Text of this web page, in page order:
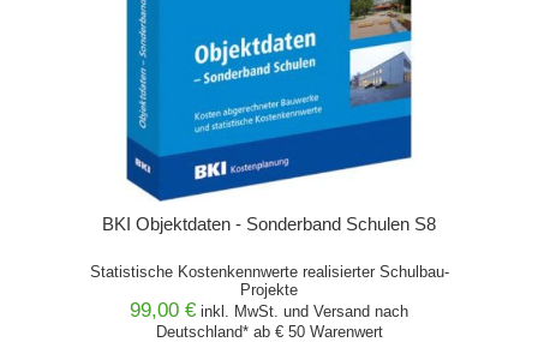
BKI Objektdaten - Sonderband Schulen S8
Statistische Kostenkennwerte realisierter Schulbau-
Projekte
99,00 € inkl. MwSt. und Versand nach
Deutschland* ab € 50 Warenwert